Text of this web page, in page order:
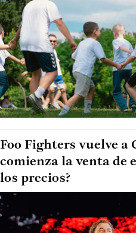
Foo Fighters vuelve a
comienza la venta de
los precios?